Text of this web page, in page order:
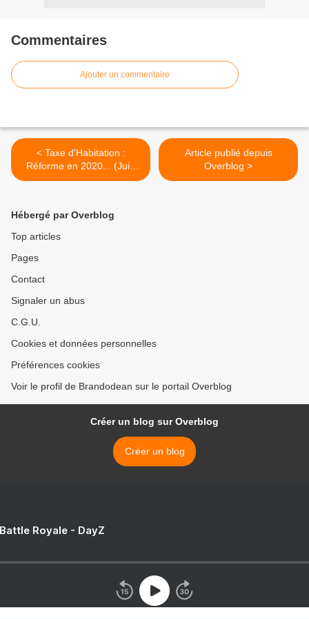
Commentaires
Ajouter un commentaire
< Taxe d'Habitation :
Réforme en 2020... (Juin
2019).
Article publié depuis
Overblog >
Hébergé par Overblog
Top articles
Pages
Contact
Signaler un abus
C.G.U.
Cookies et données personnelles
Préférences cookies
Voir le profil de Brandodean sur le portail Overblog
Créer un blog sur Overblog
Créer un blog
Royale - DayZ